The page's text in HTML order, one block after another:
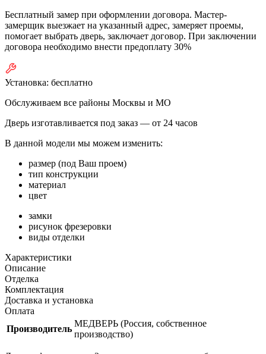
Бесплатный замер при оформлении договора. Мастер-
замерщик выезжает на указанный адрес, замеряет проемы,
помогает выбрать дверь, заключает договор. При заключении
договора необходимо внести предоплату 30%
Установка: бесплатно
Обслуживаем все районы Москвы и МО
Дверь изготавливается под заказ — от 24 часов
В данной модели мы можем изменить:
размер (под Ваш проем)
тип конструкции
материал
цвет
замки
рисунок фрезеровки
виды отделки
Характеристики
Описание
Отделка
Комплектация
Доставка и установка
Оплата
Производитель
МЕДВЕРЬ (Россия, собственное
производство)